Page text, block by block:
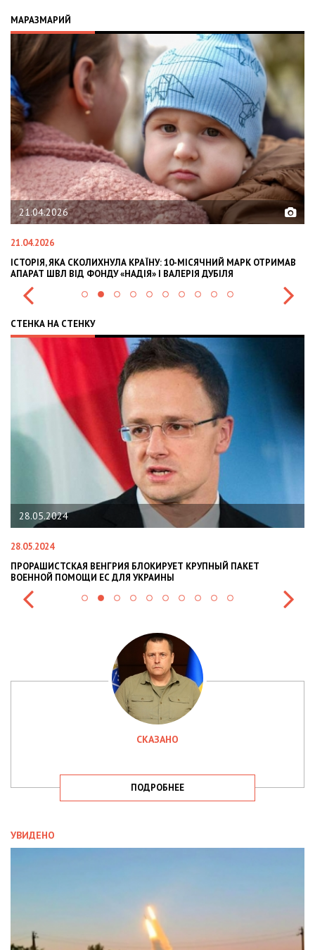
МАРАЗМАРИЙ
21.04.2026
21.04.2026
ІСТОРІЯ, ЯКА СКОЛИХНУЛА КРАЇНУ: 10-МІСЯЧНИЙ МАРК ОТРИМАВ
АПАРАТ ШВЛ ВІД ФОНДУ «НАДІЯ» І ВАЛЕРІЯ ДУБІЛЯ
СТЕНКА НА СТЕНКУ
28.05.2024
28.05.2024
ПРОРАШИСТСКАЯ ВЕНГРИЯ БЛОКИРУЕТ КРУПНЫЙ ПАКЕТ
ВОЕННОЙ ПОМОЩИ ЕС ДЛЯ УКРАИНЫ
СКАЗАНО
ПОДРОБНЕЕ
УВИДЕНО